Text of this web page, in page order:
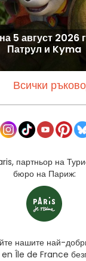
5 август 2026
Патрул и Kyma
Всички
партньор на
бюро на Париж:
нашите най-
Île de France